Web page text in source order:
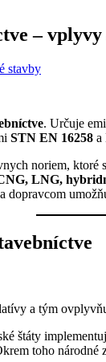
–
stavby
. Určuje
STN EN 16258 a
noriem, ktoré
LNG,
dopravcom
a tým
štáty
toho národné